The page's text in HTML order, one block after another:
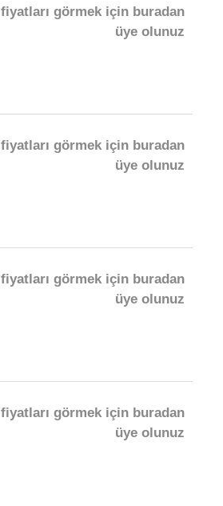
fiyatları görmek için buradan
üye olunuz
fiyatları görmek için buradan
üye olunuz
fiyatları görmek için buradan
üye olunuz
fiyatları görmek için buradan
üye olunuz